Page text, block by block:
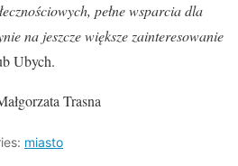
pełne wsparcia dla
na jeszcze większe zainteresowanie
Ubych.
Trasna
miasto